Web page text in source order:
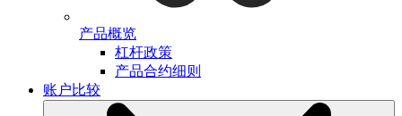
产品概览
杠杆政策
产品合约细则
账户比较